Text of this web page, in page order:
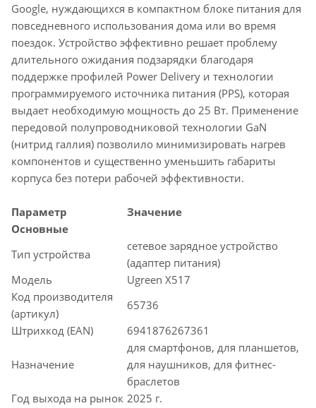
Google, нуждающихся в компактном блоке питания для
повседневного использования дома или во время
поездок. Устройство эффективно решает проблему
длительного ожидания подзарядки благодаря
поддержке профилей Power Delivery и технологии
программируемого источника питания (PPS), которая
выдает необходимую мощность до 25 Вт. Применение
передовой полупроводниковой технологии GaN
(нитрид галлия) позволило минимизировать нагрев
компонентов и существенно уменьшить габариты
корпуса без потери рабочей эффективности.
Параметр
Значение
Основные
Тип устройства
сетевое зарядное устройство
(адаптер питания)
Модель
Ugreen X517
Код производителя
(артикул)
65736
Штрихкод (EAN)
6941876267361
Назначение
для смартфонов, для планшетов,
для наушников, для фитнес-
браслетов
Год выхода на рынок 2025 г.